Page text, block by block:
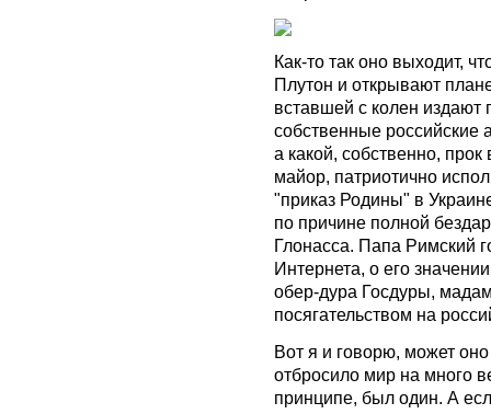
Как-то так оно выходит,
Плутон и открывают
вставшей с колен издают
собственные российские
а какой, собственно,
майор, патриотично
"приказ Родины" в
по причине полной
Глонасса. Папа Римский
Интернета, о его
обер-дура Госдуры,
посягательством на
Вот я и говорю, может
отбросило мир на много
принципе, был один. А